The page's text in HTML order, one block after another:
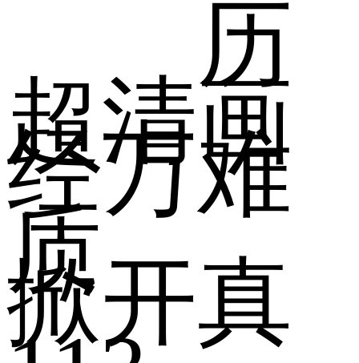
预告 历
经万难
掀开真
超清画
质